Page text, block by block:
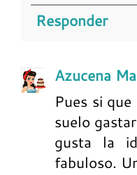
Responder
Azucena
Pues si
suelo
gusta la
fabuloso.